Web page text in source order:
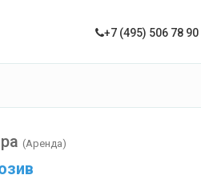
+7 (495) 506 78 90
(Аренда)